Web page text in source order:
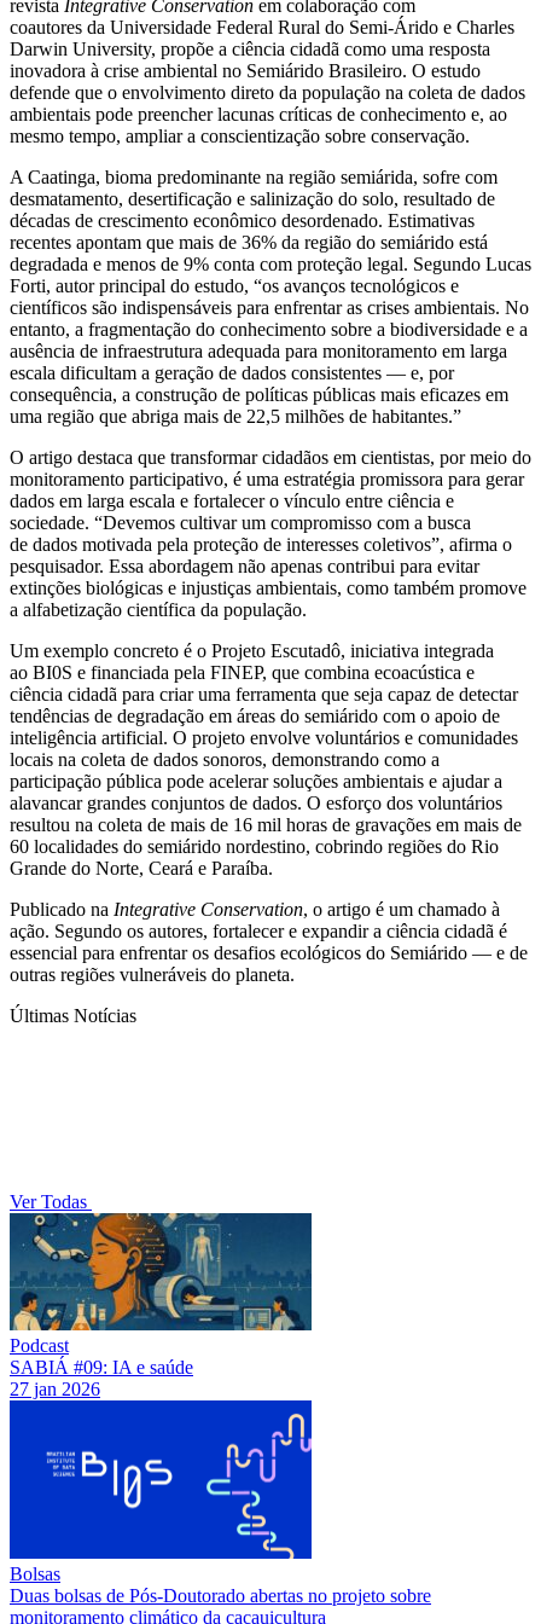
revista Integrative Conservation em colaboração com
coautores da Universidade Federal Rural do Semi-Árido e Charles
Darwin University, propõe a ciência cidadã como uma resposta
inovadora à crise ambiental no Semiárido Brasileiro. O estudo
defende que o envolvimento direto da população na coleta de dados
ambientais pode preencher lacunas críticas de conhecimento e, ao
mesmo tempo, ampliar a conscientização sobre conservação.
A Caatinga, bioma predominante na região semiárida, sofre com
desmatamento, desertificação e salinização do solo, resultado de
décadas de crescimento econômico desordenado. Estimativas
recentes apontam que mais de 36% da região do semiárido está
degradada e menos de 9% conta com proteção legal. Segundo Lucas
Forti, autor principal do estudo, “os avanços tecnológicos e
científicos são indispensáveis para enfrentar as crises ambientais. No
entanto, a fragmentação do conhecimento sobre a biodiversidade e a
ausência de infraestrutura adequada para monitoramento em larga
escala dificultam a geração de dados consistentes — e, por
consequência, a construção de políticas públicas mais eficazes em
uma região que abriga mais de 22,5 milhões de habitantes.”
O artigo destaca que transformar cidadãos em cientistas, por meio do
monitoramento participativo, é uma estratégia promissora para gerar
dados em larga escala e fortalecer o vínculo entre ciência e
sociedade. “Devemos cultivar um compromisso com a busca
de dados motivada pela proteção de interesses coletivos”, afirma o
pesquisador. Essa abordagem não apenas contribui para evitar
extinções biológicas e injustiças ambientais, como também promove
a alfabetização científica da população.
Um exemplo concreto é o Projeto Escutadô, iniciativa integrada
ao BI0S e financiada pela FINEP, que combina ecoacústica e
ciência cidadã para criar uma ferramenta que seja capaz de detectar
tendências de degradação em áreas do semiárido com o apoio de
inteligência artificial. O projeto envolve voluntários e comunidades
locais na coleta de dados sonoros, demonstrando como a
participação pública pode acelerar soluções ambientais e ajudar a
alavancar grandes conjuntos de dados. O esforço dos voluntários
resultou na coleta de mais de 16 mil horas de gravações em mais de
60 localidades do semiárido nordestino, cobrindo regiões do Rio
Grande do Norte, Ceará e Paraíba.
Publicado na Integrative Conservation, o artigo é um chamado à
ação. Segundo os autores, fortalecer e expandir a ciência cidadã é
essencial para enfrentar os desafios ecológicos do Semiárido — e de
outras regiões vulneráveis do planeta.
Últimas Notícias
Ver Todas
Podcast
SABIÁ #09: IA e saúde
27 jan 2026
Bolsas
Duas bolsas de Pós-Doutorado abertas no projeto sobre
monitoramento climático da cacauicultura